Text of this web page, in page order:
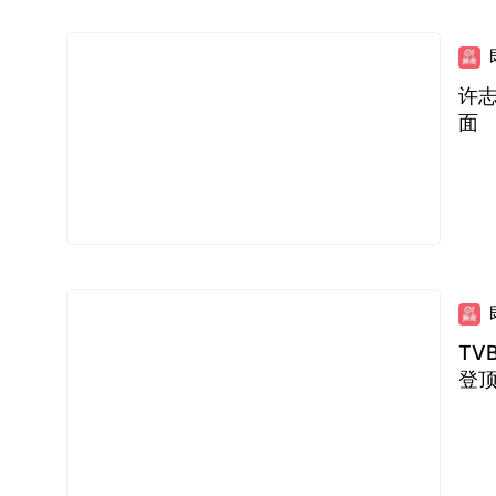
许
面
登